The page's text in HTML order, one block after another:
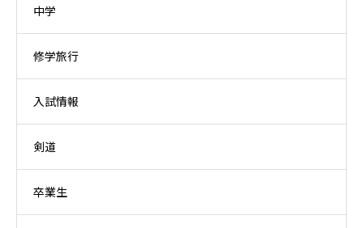
中学
修学旅行
入試情報
剣道
卒業生